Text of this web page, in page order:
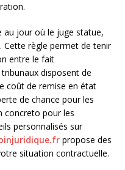
au jour où le juge statue,
Cette règle permet de tenir
entre le fait
disposent de
coût de remise en état
de chance pour les
concreto pour les
personnalisés sur
propose des
situation contractuelle.